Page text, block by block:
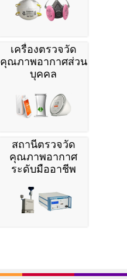
เครื่องตรวจวัด
คุณภาพอากาศส่วน
บุคคล
สถานีตรวจวัด
คุณภาพอากาศ
ระดับมืออาชีพ